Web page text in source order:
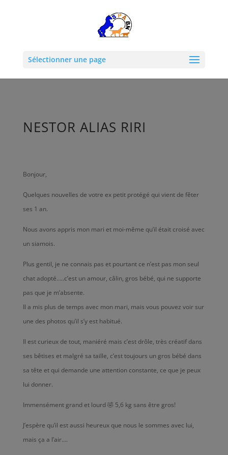
Sélectionner une page
NESTOR ALIAS RIRI
Bonjour,
Quelques nouvelles de votre ex petit protégé qui vient de fêter
ses 1 an.
Nous avons appris mon mari et moi-même qu’il était croisé avec
un siamois.
Plus gentil, je ne connais pas et pourtant ce n’est pas mon seul
chat adopté…..c’est un amour, câlin, gros bébé, qui ne supporte
pas que je m’absente.
Il a mis plus de temps avec mon mari, mais vous pouvez voir sur
une des photos qu’il s’y est habitué.
Il est curieux de tout, maniéré mais c’est drôle, très créatif dans
ses bêtises et malgré sa taille, c’est toujours un gros bébé dans
sa tête et qui demande une attention constante, ce que je peux
lui donner.
Immensément grand et lourd 🤣 5,6 kg sans être gros!
J’espère qu’il est aussi heureux que nous le sommes avec lui,
mais ça a l’air….